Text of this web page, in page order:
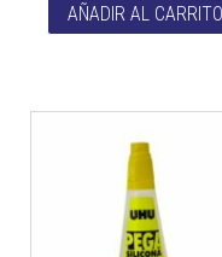
AÑADIR AL CARRITO